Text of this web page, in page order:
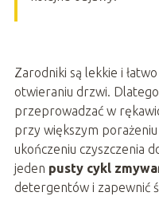
Zarodniki są lekkie i
otwieraniu drzwi.
przeprowadzać w
przy większym
ukończeniu czyszczenia
jeden pusty cykl
detergentów i zapewnić